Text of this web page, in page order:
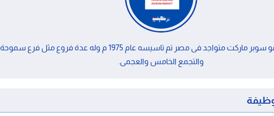
زهران ماركت هو سوبر ماركت متواجد فى مصر تم تاسيسه عام 1975 م وله عدة فروع مثل فرع سموحة
والتجمع الخامس والعجمى.